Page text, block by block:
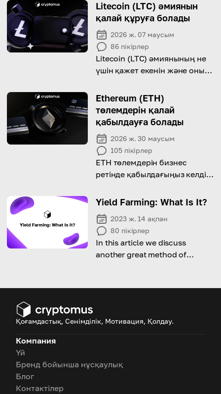
Litecoin (LTC) әмиянын
қалай құруға болады
2026 ж. 07 маусым
86 пікірлер
Litecoin (LTC) әмиянының не
үшін қажет екенін және оны
біліңіз
Ethereum (ETH)
төлемдерін қалай
қабылдауға болады
2026 ж. 30 маусым
105 пікірлер
ETH төлемдерін бизнес
ретінде қабылдағыңыз келді
керектігін үйренейік!
Yield Farming: What Is It?
2023 ж. 14 ақпан
80 пікірлер
In this article we discuss
another great method of
Қоғамдастық, Сенімділік, Мотивация, Қолдау.
Компания
Үй
Бренд бойынша нұсқаулық
Блог
Контактілер